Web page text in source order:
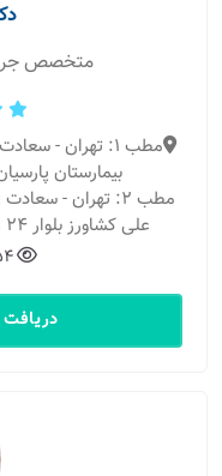
متخصص
مطب 1: تهران -
بیمارستان پارسیان- پلاک 27-
مطب 2: تهران -
علی کشاورز بلوار ۲۴ متری ، پلاک ۱۱، طبقه دوم ، واحد ۵